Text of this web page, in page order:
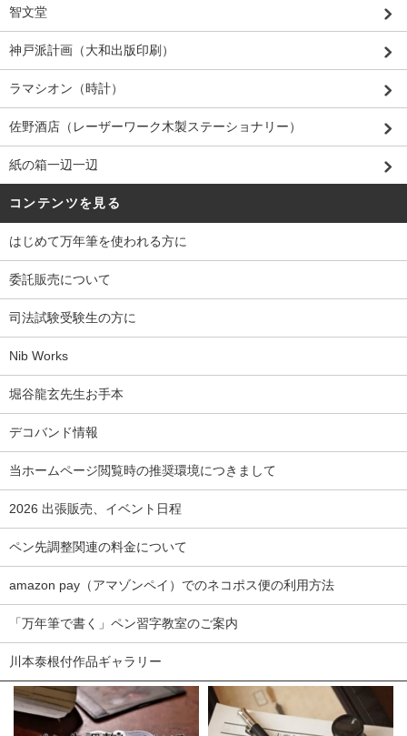
智文堂
神戸派計画（大和出版印刷）
ラマシオン（時計）
佐野酒店（レーザーワーク木製ステーショナリー）
紙の箱一辺一辺
コンテンツを見る
はじめて万年筆を使われる方に
委託販売について
司法試験受験生の方に
Nib Works
堀谷龍玄先生お手本
デコバンド情報
当ホームページ閲覧時の推奨環境につきまして
2026 出張販売、イベント日程
ペン先調整関連の料金について
amazon pay（アマゾンペイ）でのネコポス便の利用方法
「万年筆で書く」ペン習字教室のご案内
川本泰根付作品ギャラリー